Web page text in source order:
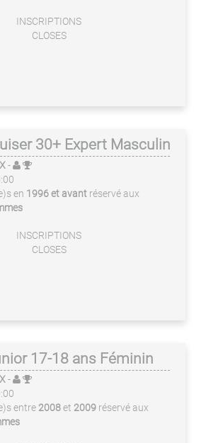
INSCRIPTIONS
CLOSES
30+ Expert Masculin
-
en 1996 et avant réservé aux
INSCRIPTIONS
CLOSES
17-18 ans Féminin
-
entre 2008et 2009 réservé aux